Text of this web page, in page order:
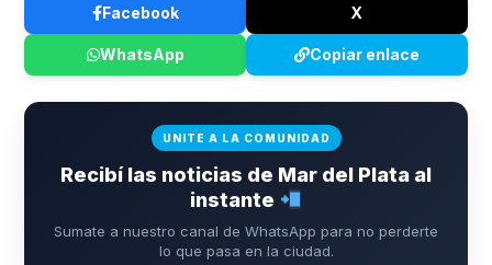
Facebook X
WhatsApp Copiar enlace
UNITE A LA COMUNIDAD
Recibí las noticias de Mar del Plata al
instante
Sumate a nuestro canal de WhatsApp para no perderte
lo que pasa en la ciudad.